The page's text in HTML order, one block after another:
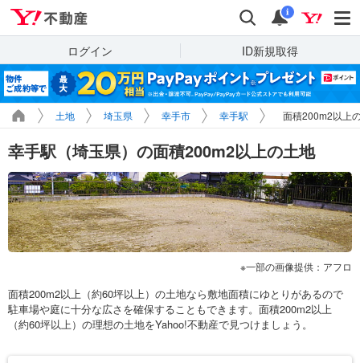
検索 通知
i
ログイン ID新規取得
土地 埼玉県 幸手市 幸手駅 面積200m2以上
幸手駅（埼玉県）の面積200m2以上の土地
一部の画像提供：アフロ
面積200m2以上（約60坪以上）の土地なら敷地面積にゆとりがあるので
駐車場や庭に十分な広さを確保することもできます。面積200m2以上
（約60坪以上）の理想の土地をYahoo!不動産で見つけましょう。